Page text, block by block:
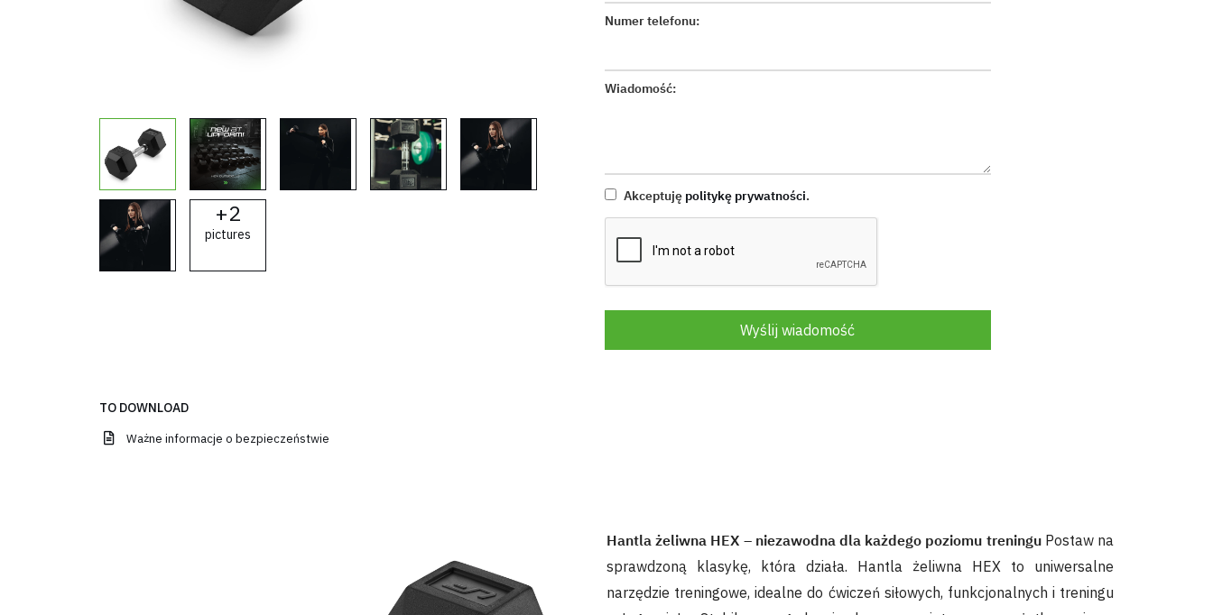
+2
pictures
Numer telefonu:
Wiadomość:
Akceptuję politykę prywatności.
Wyślij wiadomość
TO DOWNLOAD
Ważne informacje o bezpieczeństwie
Hantla żeliwna HEX – niezawodna dla każdego poziomu treninguPostaw na
sprawdzoną klasykę, która działa. Hantla żeliwna HEX to uniwersalne
narzędzie treningowe, idealne do ćwiczeń siłowych, funkcjonalnych i treningu